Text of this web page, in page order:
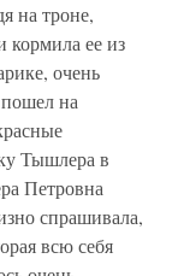
на троне,
кормила ее из
очень
на
Тышлера в
Петровна
спрашивала,
всю себя